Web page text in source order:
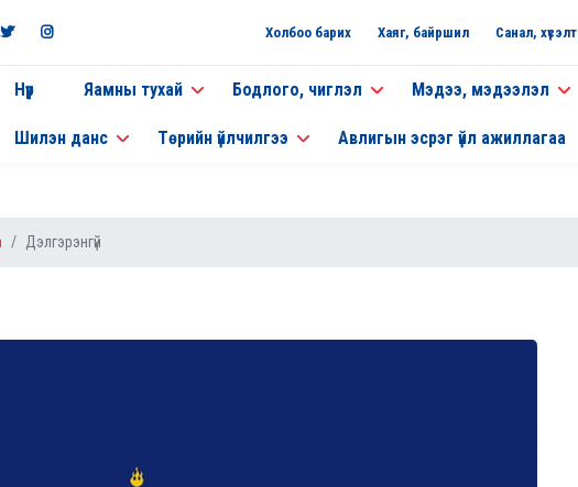
Холбоо барих Хаяг, байршил Санал, хүсэлт
Нүүр Яамны тухай Бодлого, чиглэл Мэдээ, мэдээлэл
Шилэн данс Төрийн үйлчилгээ Авлигын эсрэг үйл ажиллагаа
Дэлгэрэнгүй